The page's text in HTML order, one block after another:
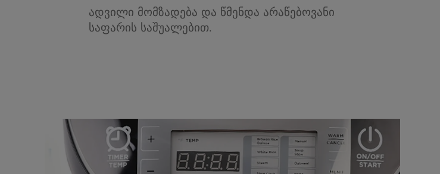
ადვილი მომზადება და წმენდა არაწებოვანი
საფარის საშუალებით.